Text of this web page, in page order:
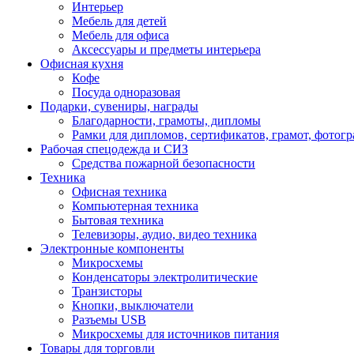
Интерьер
Мебель для детей
Мебель для офиса
Аксессуары и предметы интерьера
Офисная кухня
Кофе
Посуда одноразовая
Подарки, сувениры, награды
Благодарности, грамоты, дипломы
Рамки для дипломов, сертификатов, грамот,
Рабочая спецодежда и СИЗ
Средства пожарной безопасности
Техника
Офисная техника
Компьютерная техника
Бытовая техника
Телевизоры, аудио, видео техника
Электронные компоненты
Микросхемы
Конденсаторы электролитические
Транзисторы
Кнопки, выключатели
Разъемы USB
Микросхемы для источников питания
Товары для торговли